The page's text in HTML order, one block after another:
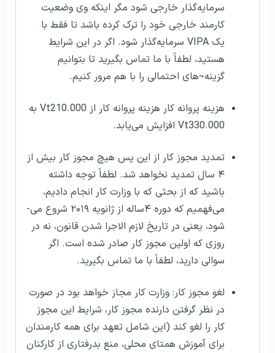
سرمایه‌گذار خارجی شود مگر اینکه وی وضعیت
کارمند خارجی خود را ترک کرده باشد تا فقط با
یک VIPA سرمایه‌گذار شود. اگر در این شرایط
هستید، لطفاً با ما تماس بگیرید تا بتوانیم
گزینه¬های احتمالی را با هم مرور کنیم.
هزینه پروانه کار هزینه پروانه کار از Vt210.000 به
Vt330.000 افزایش می‌یابد.
تمدید مجوز کار از این پس هیچ مجوز کار بیش از
۴ سال تمدید نخواهد شد. لطفاً توجه داشته
باشید که از بحثی که با وزارت کار انجام دادیم،
می‌فهمیم که دوره ۴ساله از ژانویه ۲۰۱۹ شروع می-
شود، یعنی در تاریخ لازم الاجرا شدن قانون، نه در
روزی که اولین مجوز کار صادر شده است. اگر
سوالی دارید، لطفاً با ما تماس بگیرید.
لغو مجوز کار: وزارت کار مجاز خواهد بود در صورت
در نظر گرفتن دارنده مجوز کار، شرایط این مجوز
کار را لغو کند (این شامل تعهد برای همه کارمندان
برای آموزش همتای محلی، منع بدرفتاری از کارکنان